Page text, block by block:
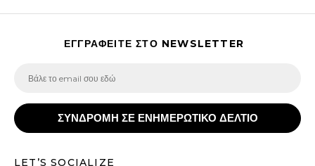
ΕΓΓΡΑΦΕΙΤΕ ΣΤΟ NEWSLETTER
ΣΥΝΔΡΟΜΗ ΣΕ ΕΝΗΜΕΡΩΤΙΚΟ ΔΕΛΤΙΟ
LET’S SOCIALIZE